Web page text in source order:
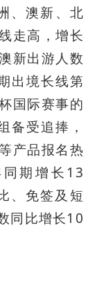
、澳新、北
走高，增长
新出游人数
出境长线第
国际赛事的
备受追捧，
产品报名热
期增长13
、免签及短
同比增长10